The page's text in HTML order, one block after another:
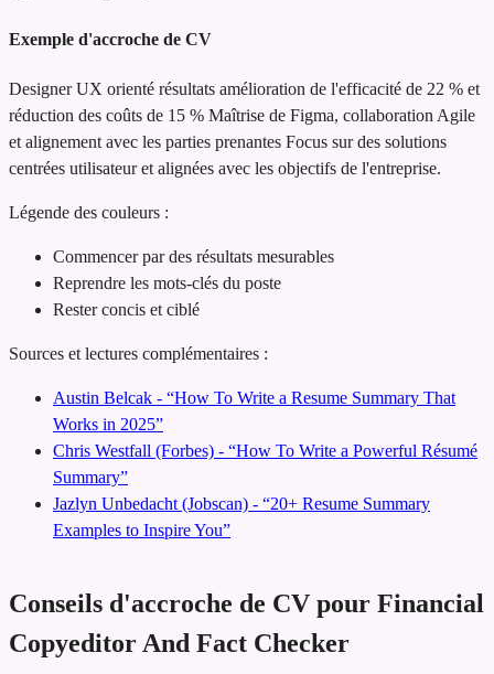
Exemple d'accroche de CV
Designer UX orienté résultats amélioration de l'efficacité de 22 % et
réduction des coûts de 15 % Maîtrise de Figma, collaboration Agile
et alignement avec les parties prenantes Focus sur des solutions
centrées utilisateur et alignées avec les objectifs de l'entreprise.
Légende des couleurs :
Commencer par des résultats mesurables
Reprendre les mots-clés du poste
Rester concis et ciblé
Sources et lectures complémentaires :
Austin Belcak - “How To Write a Resume Summary That
Works in 2025”
Chris Westfall (Forbes) - “How To Write a Powerful Résumé
Summary”
Jazlyn Unbedacht (Jobscan) - “20+ Resume Summary
Examples to Inspire You”
Conseils d'accroche de CV pour Financial
Copyeditor And Fact Checker